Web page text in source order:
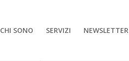
CHI SONO SERVIZI NEWSLETTER